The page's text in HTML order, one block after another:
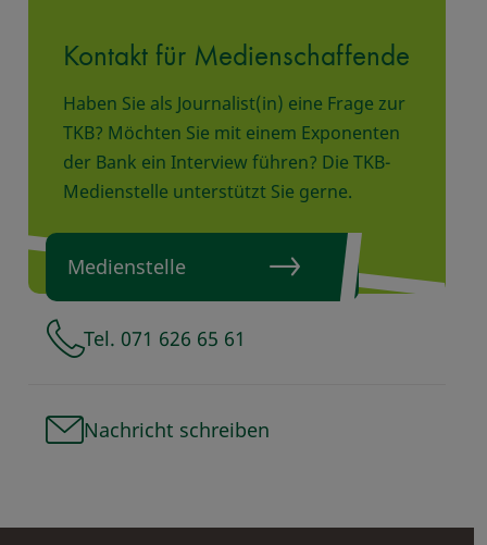
Kontakt für Medienschaffende
Haben Sie als Journalist(in) eine Frage zur
TKB? Möchten Sie mit einem Exponenten
der Bank ein Interview führen? Die TKB-
Medienstelle unterstützt Sie gerne.
Medienstelle
Tel. 071 626 65 61
Nachricht schreiben